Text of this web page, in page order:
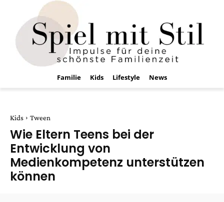
Familie Kids Lifestyle News
Kids Tween
Wie Eltern Teens bei der
Entwicklung von
Medienkompetenz unterstützen
können